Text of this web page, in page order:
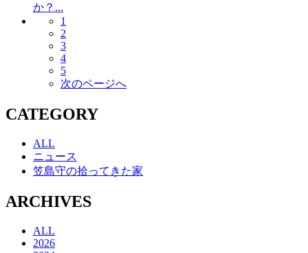
か？...
1
2
3
4
5
次のページへ
CATEGORY
ALL
ニュース
笠島守の拾ってきた家
ARCHIVES
ALL
2026